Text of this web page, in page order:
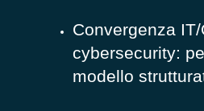
Convergenza IT/
cybersecurity:
modello